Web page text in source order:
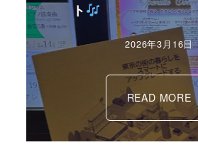
ト
2026年3月16日
READ MORE